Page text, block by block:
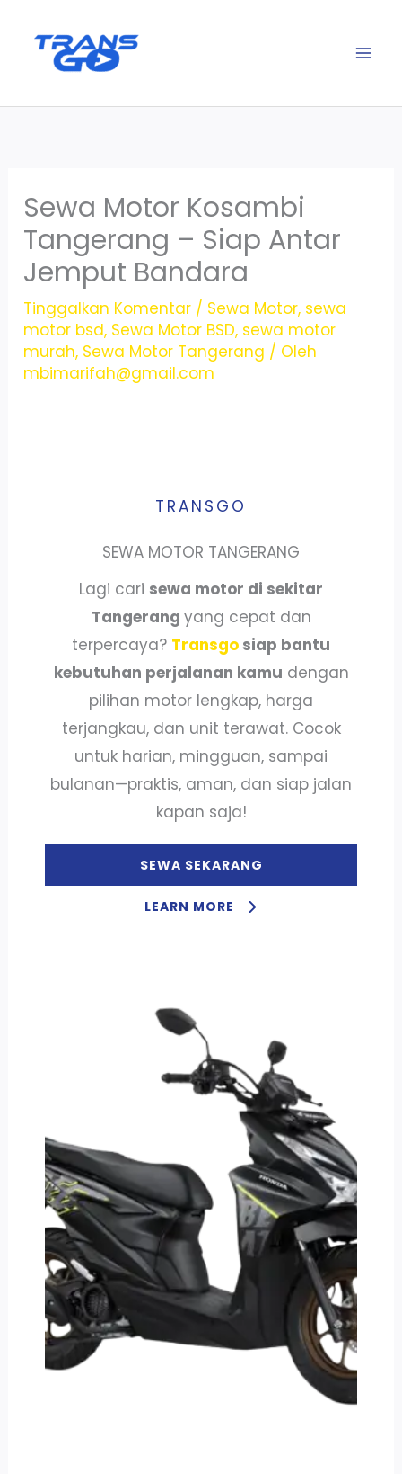
Sewa Motor Kosambi
Tangerang – Siap Antar
Jemput Bandara
Tinggalkan Komentar / Sewa Motor, sewa
motor bsd, Sewa Motor BSD, sewa motor
murah, Sewa Motor Tangerang / Oleh
mbimarifah@gmail.com
TRANSGO
SEWA MOTOR TANGERANG
Lagi cari sewa motor di sekitar
Tangerang yang cepat dan
terpercaya? Transgo siap bantu
kebutuhan perjalanan kamu dengan
pilihan motor lengkap, harga
terjangkau, dan unit terawat. Cocok
untuk harian, mingguan, sampai
bulanan—praktis, aman, dan siap jalan
kapan saja!
SEWA SEKARANG
LEARN MORE